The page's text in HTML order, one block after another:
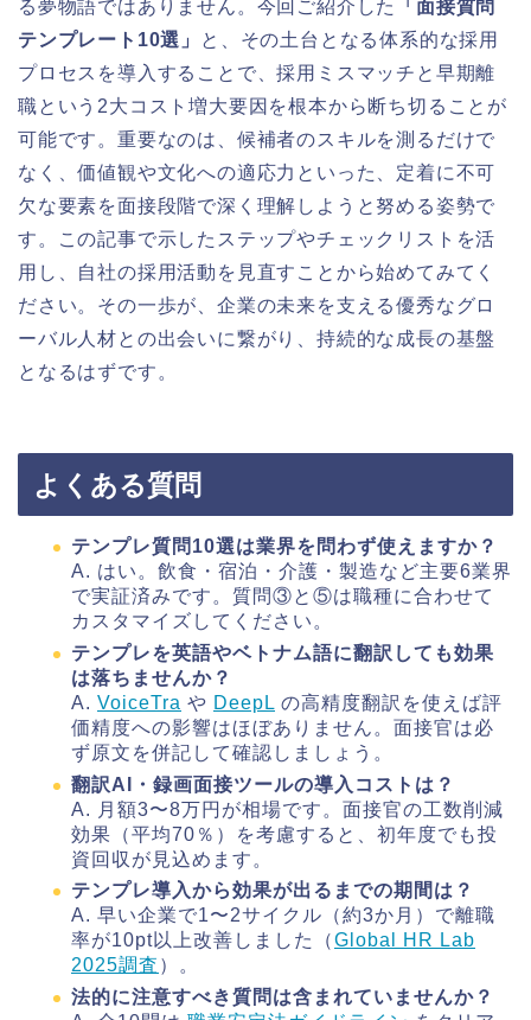
る夢物語ではありません。今回ご紹介した
「面接質問
テンプレート10選」
と、その土台となる体系的な採用
プロセスを導入することで、採用ミスマッチと早期離
職という2大コスト増大要因を根本から断ち切ることが
可能です。重要なのは、候補者のスキルを測るだけで
なく、価値観や文化への適応力といった、定着に不可
欠な要素を面接段階で深く理解しようと努める姿勢で
す。この記事で示したステップやチェックリストを活
用し、自社の採用活動を見直すことから始めてみてく
ださい。その一歩が、企業の未来を支える優秀なグロ
ーバル人材との出会いに繋がり、持続的な成長の基盤
となるはずです。
よくある質問
テンプレ質問10選は業界を問わず使えますか？
A. はい。飲食・宿泊・介護・製造など主要6業界
で実証済みです。質問③と⑤は職種に合わせて
カスタマイズしてください。
テンプレを英語やベトナム語に翻訳しても効果
は落ちませんか？
A. VoiceTra や DeepL の高精度翻訳を使えば評
価精度への影響はほぼありません。面接官は必
ず原文を併記して確認しましょう。
翻訳AI・録画面接ツールの導入コストは？
A. 月額3〜8万円が相場です。面接官の工数削減
効果（平均70％）を考慮すると、初年度でも投
資回収が見込めます。
テンプレ導入から効果が出るまでの期間は？
A. 早い企業で1〜2サイクル（約3か月）で離職
率が10pt以上改善しました（Global HR Lab
2025調査 ）。
法的に注意すべき質問は含まれていませんか？